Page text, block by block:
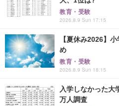
教育・受験
2026.8.9 Sun 17:15
【夏休み2026】
め
教育・受験
2026.8.9 Sun 18:15
入学しなかった大
万人調査